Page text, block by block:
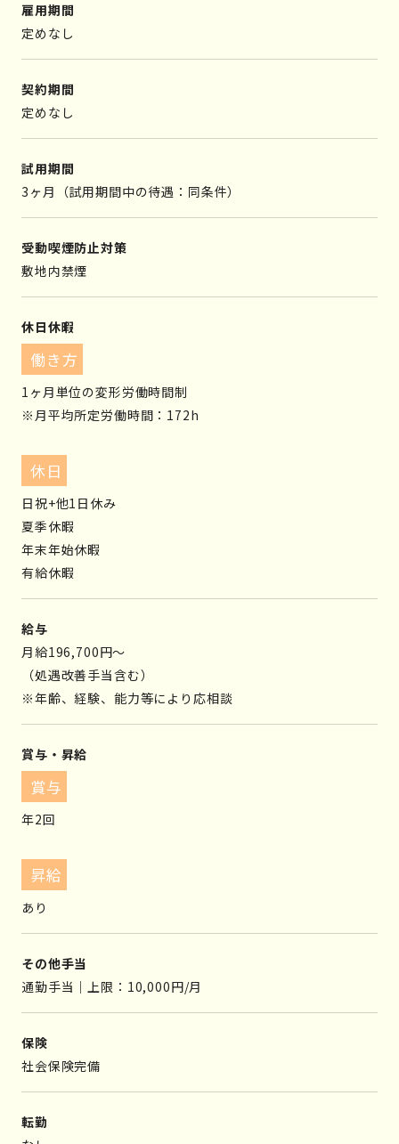
雇用期間
定めなし
契約期間
定めなし
試用期間
3ヶ月（試用期間中の待遇：同条件）
受動喫煙防止対策
敷地内禁煙
休日休暇
働き方
1ヶ月単位の変形労働時間制
※月平均所定労働時間：172h
休日
日祝+他1日休み
夏季休暇
年末年始休暇
有給休暇
給与
月給196,700円～
（処遇改善手当含む）
※年齢、経験、能力等により応相談
賞与・昇給
賞与
年2回
昇給
あり
その他手当
通勤手当｜上限：10,000円/月
保険
社会保険完備
転勤